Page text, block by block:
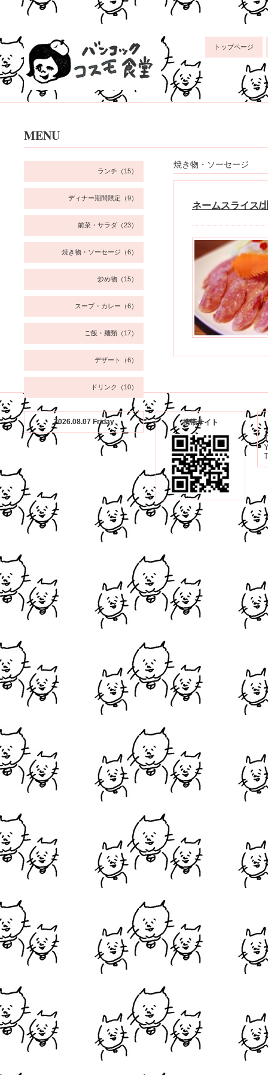
トップページ
ランチ（15）
ディナー期間限定（9）
前菜・サラダ（23）
焼き物・ソーセージ（6）
炒め物（15）
スープ・カレー（6）
ご飯・麺類（17）
デザート（6）
ドリンク（10）
MENU
焼き物・ソーセージ
ネームスライス/
2026.08.07 Friday 携帯サイト